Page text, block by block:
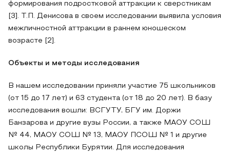
формирования подростковой аттракции к сверстникам
[3]. Т.П. Денисова в своем исследовании выявила условия
межличностной аттракции в раннем юношеском
возрасте [2].
Объекты и методы исследования
В нашем исследовании приняли участие 75 школьников
(от 15 до 17 лет) и 63 студента (от 18 до 20 лет). В базу
исследования вошли: ВСГУТУ, БГУ им. Доржи
Банзарова и другие вузы России, а также МАОУ СОШ
№ 44, МАОУ СОШ № 13, МАОУ ПСОШ № 1 и другие
школы Республики Бурятии. Для исследования